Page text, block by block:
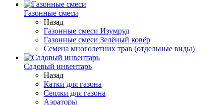
Газонные смеси
Назад
Газонные смеси Изумруд
Газонные смеси Зелёный ковёр
Семена многолетних трав (отдельные виды)
Садовый инвентарь
Назад
Катки для газона
Сеялки для газона
Аэраторы